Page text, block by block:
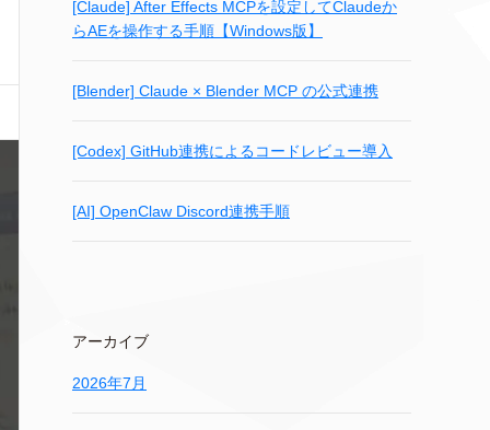
[Claude] After Effects MCPを設定してClaudeか
らAEを操作する手順【Windows版】
[Blender] Claude × Blender MCP の公式連携
[Codex] GitHub連携によるコードレビュー導入
[AI] OpenClaw Discord連携手順
アーカイブ
2026年7月